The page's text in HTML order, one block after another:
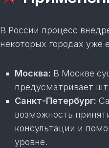
В России процесс
некоторых городах уже
Москва: В Москве
предусматривает
Санкт-Петербург:
возможность
консультации и
уровне.